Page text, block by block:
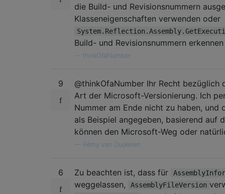
die Build- und Revisionsnummern
Klasseneigenschaften verwenden oder
Build- und Revisionsnummern
thinkOfaNumber
9
@thinkOfaNumber Ihr Recht bezüglich
Art der Microsoft-Versionierung. Ich
Nummer am Ende nicht zu haben, und
als Beispiel angegeben, basierend auf
können den Microsoft-Weg oder
Rémy van Duijkeren
6 Zu beachten ist, dass für
weggelassen, AssemblyFileVersion